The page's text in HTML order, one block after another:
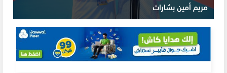
مريم أمين بشارات